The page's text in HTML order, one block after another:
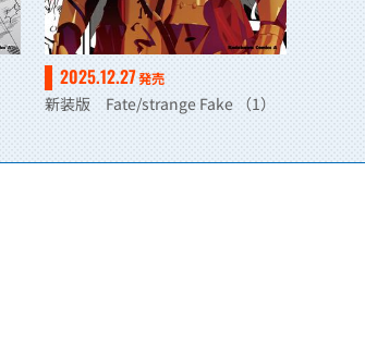
2025.12.27発売
新装版 Fate/strange Fake （1）